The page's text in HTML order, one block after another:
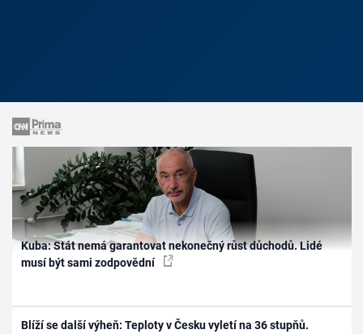
Kuba: Stát nemá garantovat nekonečný růst důchodů. Lidé
musí být sami zodpovědní
Blíží se další výheň: Teploty v Česku vyletí na 36 stupňů.